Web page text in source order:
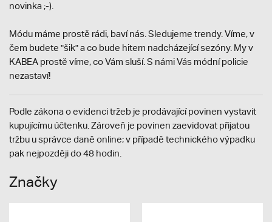
novinka ;-).
Módu máme prostě rádi, baví nás. Sledujeme trendy. Víme, v
čem budete "šik" a co bude hitem nadcházející sezóny. My v
KABEA prostě víme, co Vám sluší. S námi Vás módní policie
nezastaví!
Podle zákona o evidenci tržeb je prodávající povinen vystavit
kupujícímu účtenku. Zároveň je povinen zaevidovat přijatou
tržbu u správce daně online; v případě technického výpadku
pak nejpozději do 48 hodin.
Značky